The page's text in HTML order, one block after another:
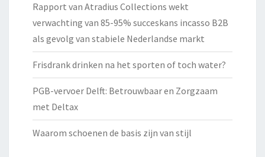
Rapport van Atradius Collections wekt
verwachting van 85-95% succeskans incasso B2B
als gevolg van stabiele Nederlandse markt
Frisdrank drinken na het sporten of toch water?
PGB-vervoer Delft: Betrouwbaar en Zorgzaam
met Deltax
Waarom schoenen de basis zijn van stijl